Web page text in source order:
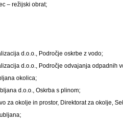
– režijski obrat;
d.o.o., Področje oskrbe z vodo;
d.o.o., Področje odvajanja odpadnih
okolica;
d.o.o., Oskrba s plinom;
za okolje in prostor, Direktorat za okolje,